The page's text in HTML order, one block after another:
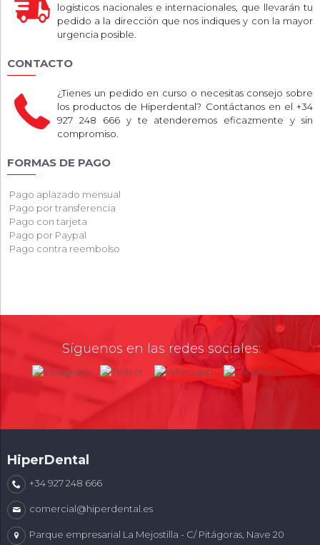
logísticos nacionales e internacionales, que llevarán tu
pedido a la dirección que nos indiques y con la mayor
urgencia posible.
CONTACTO
¿Tienes un pedido en curso o necesitas consejo sobre
los productos de Hiperdental? Contáctanos en el +34
927 248 666 y te atenderemos eficazmente y sin
compromiso.
FORMAS DE PAGO
Pago aplazado mensual
Pago por transferencia
Pago con tarjeta
Pago por Paypal
Pago contra reembolso
Síguenos en las redes sociales:
HiperDental
+34 927 248 666
comercial@hiperdental.es
Parque empresarial La Mejostilla - C/ Pitágoras, Nave 20